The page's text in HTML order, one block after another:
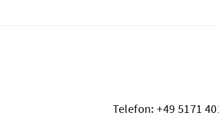
Telefon:+49 5171